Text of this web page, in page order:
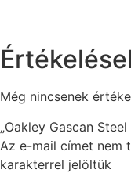
Még nincsenek
„Oakley Gascan
Az e-mail címet nem
karakterrel jelöltük